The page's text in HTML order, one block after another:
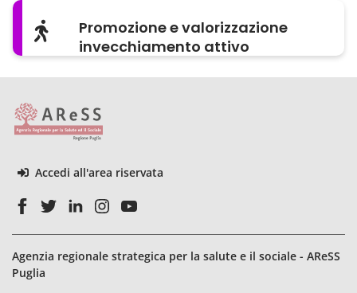
Promozione e valorizzazione
invecchiamento attivo
Accedi all'area riservata
Agenzia regionale strategica per la salute e il sociale - AReSS
Puglia